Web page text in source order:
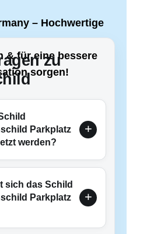
– Hochwertige
& für eine bessere
sorgen!
zu
Parkplatz
werden?
sich das Schild
Parkplatz